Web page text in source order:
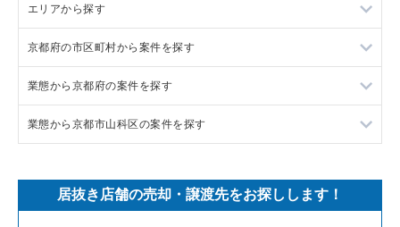
ラーメンの居抜き売却物件の案件一覧
フランス料理の居抜き売却物件の案件一覧
イタリア料理の居抜き売却物件の案件一覧
中華の居抜き売却物件の案件一覧
寿司の居抜き売却物件の案件一覧
エリアから探す
東京23区の飲食店の居抜き売却物件の案件一覧
東京都下の飲食店の居抜き売却物件の案件一覧
千葉県の飲食店の居抜き売却物件の案件一覧
神奈川県の飲食店の居抜き売却物件の案件一覧
京都府の市区町村から案件を探す
京都市中京区の飲食店の居抜き売却物件の案件一覧
京田辺市の飲食店の居抜き売却物件の案件一覧
京都市下京区の飲食店の居抜き売却物件の案件一覧
業態から京都府の案件を探す
京都府のラーメンの居抜き売却物件の案件一覧
京都府のイタリア料理の居抜き売却物件の案件一覧
業態から京都市山科区の案件を探す
京都市山科区の焼肉の居抜き売却物件の案件一覧
居抜き店舗の売却・譲渡先をお探しします！